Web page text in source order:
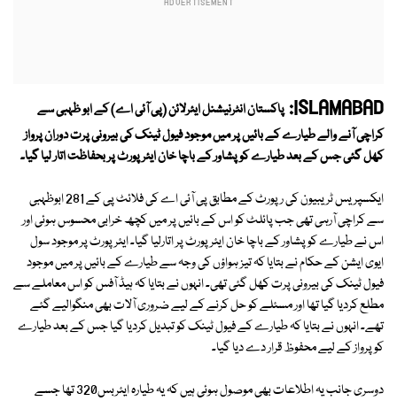
ISLAMABAD: پاکستان انٹرنیشنل ایئرلائن (پی آئی اے) کے ابو ظہبی سے
کراچی آنے والے طیارے کے بائیں پر میں موجود فیول ٹینک کی بیرونی پرت دوران پرواز
کھل گئی جس کے بعد طیارے کو پشاور کے باچا خان ایئرپورٹ پر بحفاظت اتار لیا گیا۔
ایکسپریس ٹریبیون کی رپورٹ کے مطابق پی آئی اے کی فلائٹ پی کے 281 ابوظہبی
سے کراچی آرہی تھی جب پائلٹ کو اس کے بائیں پر میں کچھ خرابی محسوس ہوئی اور
اس نے طیارے کو پشاور کے باچا خان ایئرپورٹ پر اتارلیا گیا۔ ایئرپورٹ پر موجود سول
ایوی ایشن کے حکام نے بتایا کہ تیز ہواؤں کی وجہ سے طیارے کے بائیں پر میں موجود
فیول ٹینک کی بیرونی پرت کھل گئی تھی۔ انہوں نے بتایا کہ ہیڈ آفس کو اس معاملے سے
مطلع کردیا گیا تھا اور مسئلے کو حل کرنے کے لیے ضروری آلات بھی منگوالیے گئے
تھے۔ انہوں نے بتایا کہ طیارے کے فیول ٹینک کو تبدیل کردیا گیا جس کے بعد طیارے
کو پرواز کے لیے محفوظ قرار دے دیا گیا۔
دوسری جانب یہ اطلاعات بھی موصول ہوئی ہیں کہ یہ طیارہ ایئربس320 تھا جسے